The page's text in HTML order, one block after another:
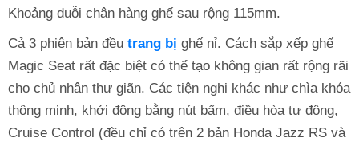
Khoảng duỗi chân hàng ghế sau rộng 115mm.
Cả 3 phiên bản đều trang bị ghế nỉ. Cách sắp xếp ghế
Magic Seat rất đặc biệt có thể tạo không gian rất rộng rãi
cho chủ nhân thư giãn. Các tiện nghi khác như chìa khóa
thông minh, khởi động bằng nút bấm, điều hòa tự động,
Cruise Control (đều chỉ có trên 2 bản Honda Jazz RS và